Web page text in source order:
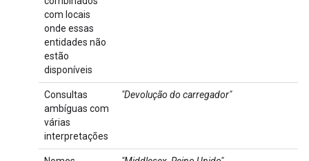
com locais
onde essas
entidades não
estão
disponíveis
Consultas
ambíguas com
várias
interpretações
"Devolução do carregador"